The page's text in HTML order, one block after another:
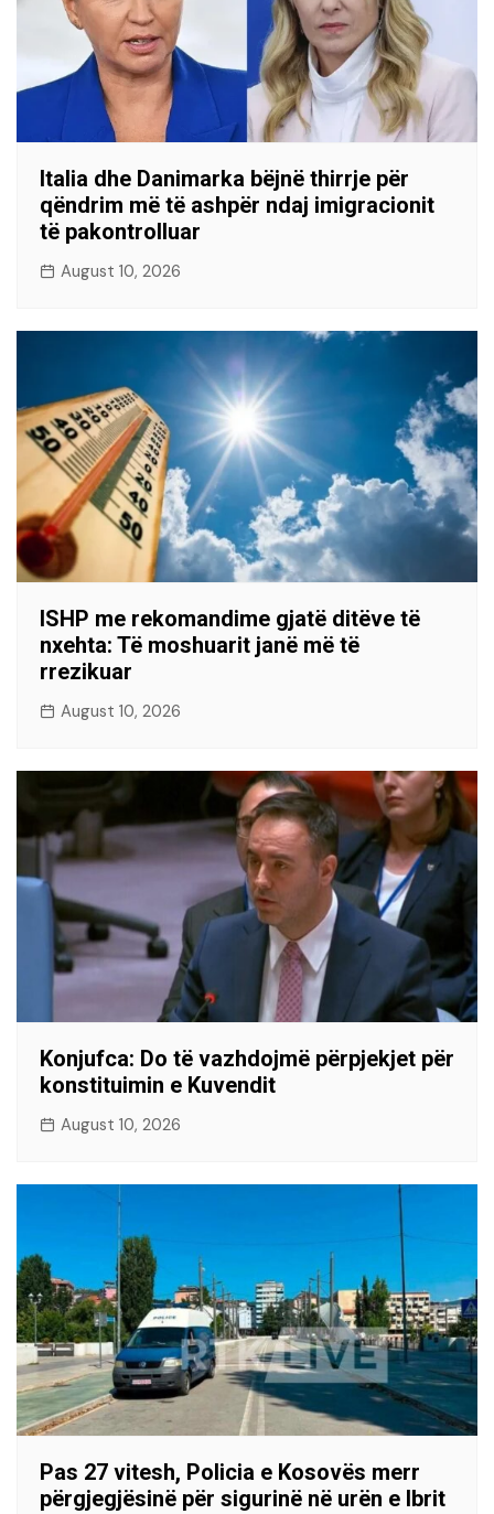
Italia dhe Danimarka bëjnë thirrje për
qëndrim më të ashpër ndaj imigracionit
të pakontrolluar
August 10, 2026
ISHP me rekomandime gjatë ditëve të
nxehta: Të moshuarit janë më të
rrezikuar
August 10, 2026
Konjufca: Do të vazhdojmë përpjekjet për
konstituimin e Kuvendit
August 10, 2026
Pas 27 vitesh, Policia e Kosovës merr
përgjegjësinë për sigurinë në urën e Ibrit